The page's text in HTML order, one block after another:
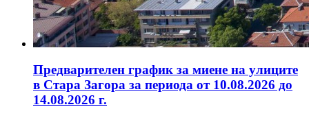
Предварителен график за миене на улиците
в Стара Загора за периода от 10.08.2026 до
14.08.2026 г.